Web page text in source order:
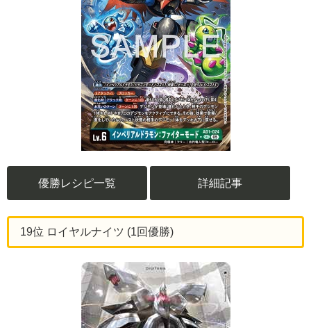
優勝レシピ一覧 詳細記事
19位 ロイヤルナイツ (1回優勝)